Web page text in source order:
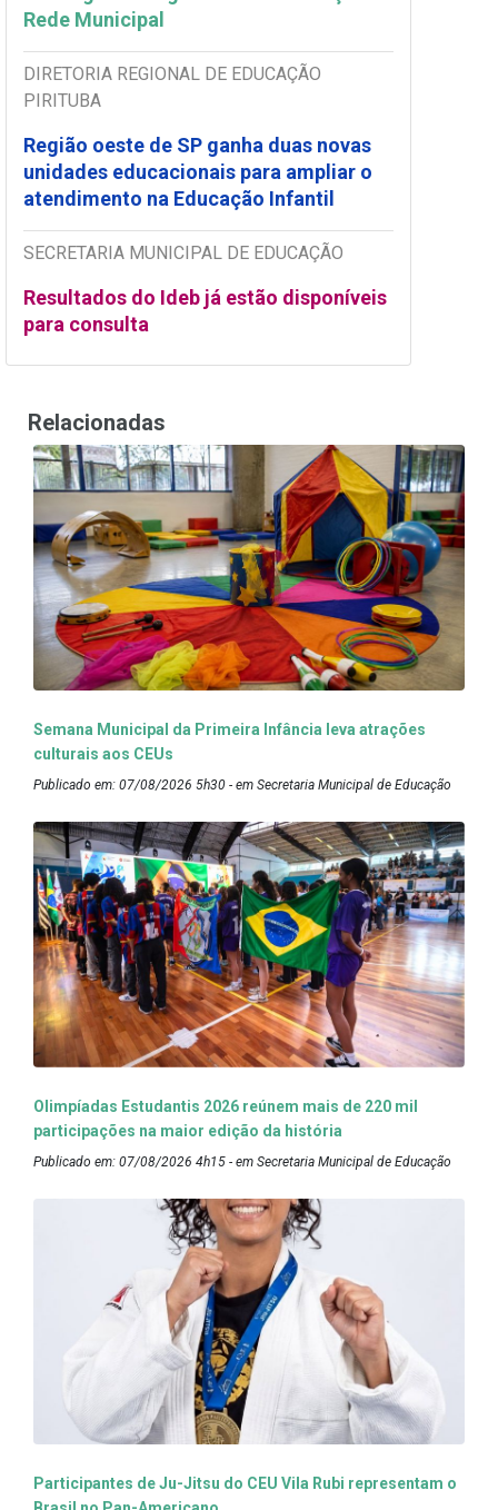
Rede Municipal
DIRETORIA REGIONAL DE EDUCAÇÃO
PIRITUBA
Região oeste de SP ganha duas novas
unidades educacionais para ampliar o
atendimento na Educação Infantil
SECRETARIA MUNICIPAL DE EDUCAÇÃO
Resultados do Ideb já estão disponíveis
para consulta
Relacionadas
Semana Municipal da Primeira Infância leva atrações
culturais aos CEUs
Publicado em: 07/08/2026 5h30 - em Secretaria Municipal de Educação
Olimpíadas Estudantis 2026 reúnem mais de 220 mil
participações na maior edição da história
Publicado em: 07/08/2026 4h15 - em Secretaria Municipal de Educação
Participantes de Ju-Jitsu do CEU Vila Rubi representam o